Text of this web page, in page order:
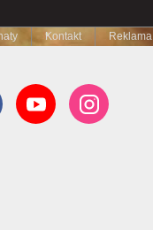
Kontakt Reklama